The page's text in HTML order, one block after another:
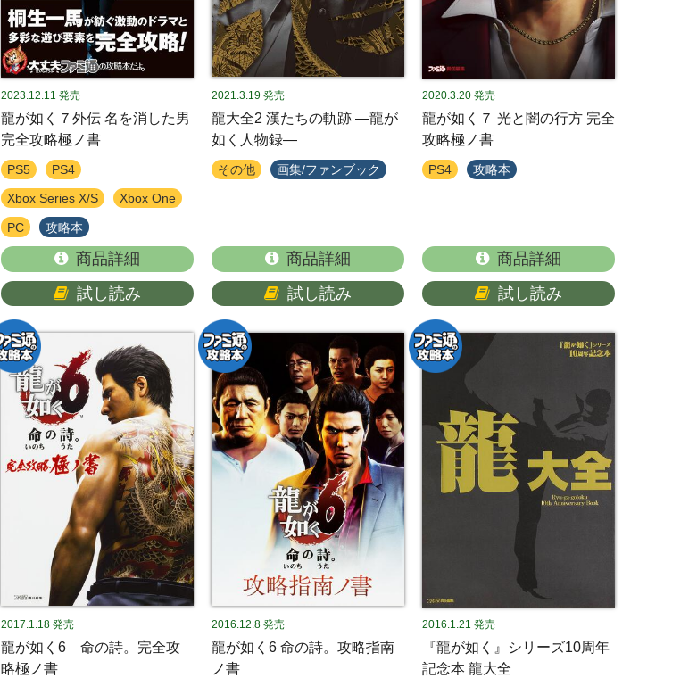
2023.12.11 発売
龍が如く７外伝 名を消した男
完全攻略極ノ書
PS5 PS4
Xbox Series X/S Xbox One
PC 攻略本
商品詳細
試し読み
2021.3.19 発売
龍大全2 漢たちの軌跡 ―龍が
如く人物録―
その他 画集/ファンブック
商品詳細
試し読み
2020.3.20 発売
龍が如く７ 光と闇の行方 完全
攻略極ノ書
PS4 攻略本
商品詳細
試し読み
2017.1.18 発売
龍が如く6 命の詩。完全攻
略極ノ書
2016.12.8 発売
龍が如く6 命の詩。攻略指南
ノ書
2016.1.21 発売
『龍が如く』シリーズ10周年
記念本 龍大全